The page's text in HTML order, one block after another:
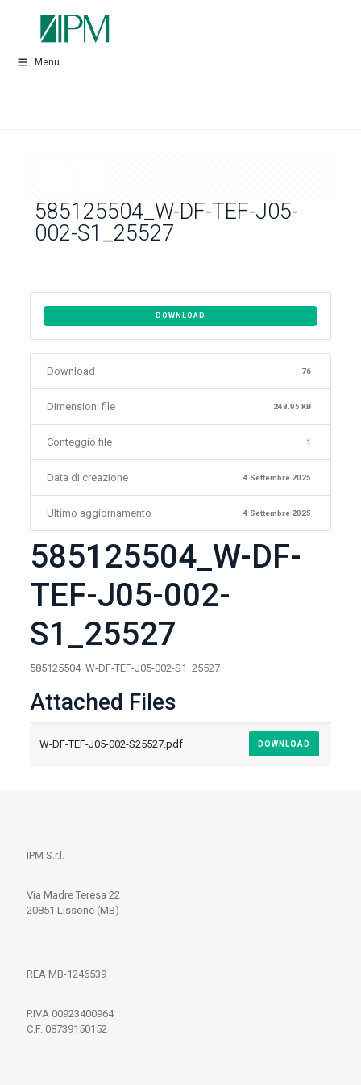
Menu
585125504_W-DF-TEF-J05-
002-S1_25527
DOWNLOAD
Download 76
Dimensioni file 248.95 KB
Conteggio file 1
Data di creazione 4 Settembre 2025
Ultimo aggiornamento 4 Settembre 2025
585125504_W-DF-
TEF-J05-002-
S1_25527
585125504_W-DF-TEF-J05-002-S1_25527
Attached Files
W-DF-TEF-J05-002-S25527.pdf DOWNLOAD
IPM S.r.l.
Via Madre Teresa 22
20851 Lissone (MB)
REA MB-1246539
P.IVA 00923400964
C.F. 08739150152